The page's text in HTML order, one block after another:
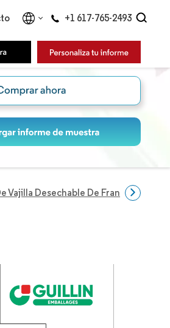
+1 617-765-2493
Vajilla Desechable De Francia